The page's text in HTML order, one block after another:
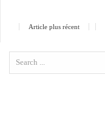
Article plus récent